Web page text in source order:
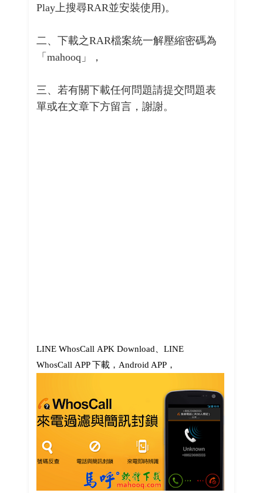
Play上搜尋RAR並安裝使用)。
二、下載之RAR檔案統一解壓縮密碼為
「mahooq」，
三、若有關下載任何問題請提交問題表
單或在文章下方留言，謝謝。
LINE WhosCall APK Download、LINE
WhosCall APP 下載，Android APP，